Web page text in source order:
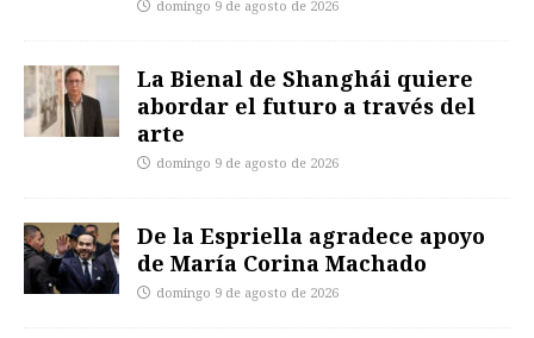
domingo 9 de agosto de 2026
La Bienal de Shanghái quiere
abordar el futuro a través del
arte
domingo 9 de agosto de 2026
De la Espriella agradece apoyo
de María Corina Machado
domingo 9 de agosto de 2026